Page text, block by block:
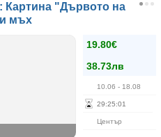
Картина "Дървото на
мъх
19.80€
38.73лв
10.06 - 18.08
29:25:01
Център